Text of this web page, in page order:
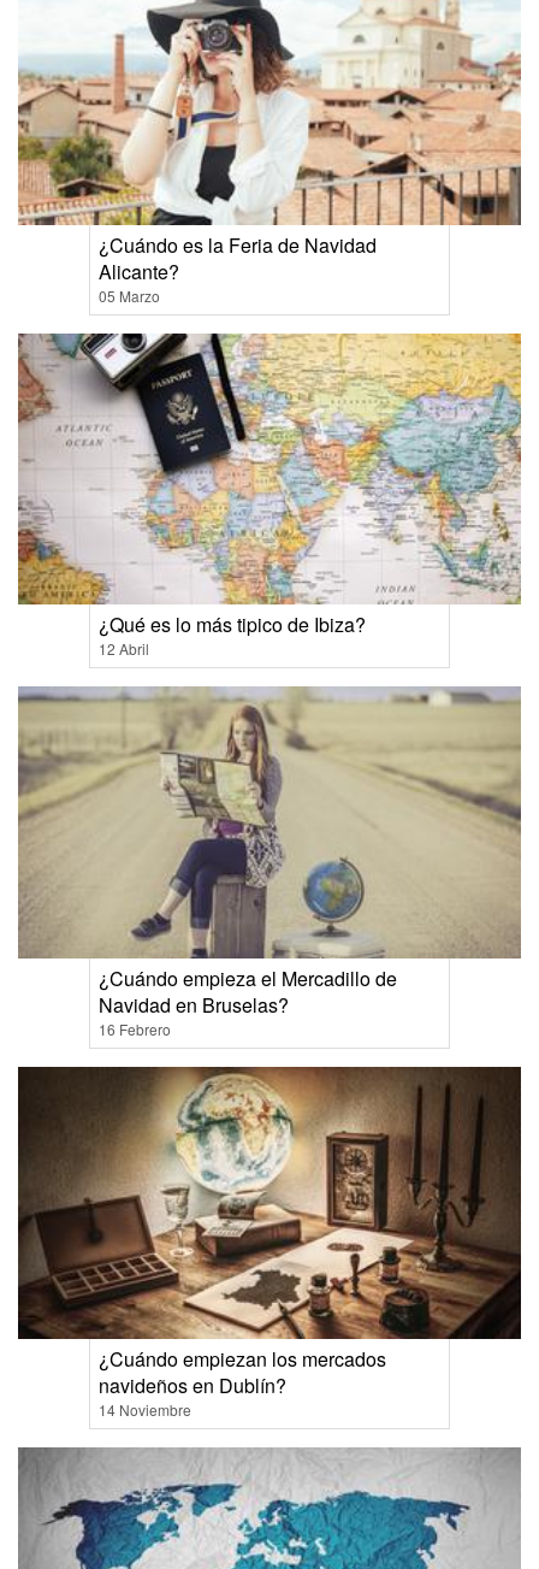
¿Cuándo es la Feria de Navidad
Alicante?
05 Marzo
¿Qué es lo más tipico de Ibiza?
12 Abril
¿Cuándo empieza el Mercadillo de
Navidad en Bruselas?
16 Febrero
¿Cuándo empiezan los mercados
navideños en Dublín?
14 Noviembre